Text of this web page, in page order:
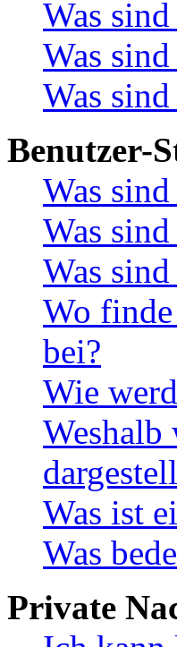
Was
Was
Was
Benutzer-
Was
Was
Was
Wo
bei?
Wie
Weshalb
Was ist
Was
Private